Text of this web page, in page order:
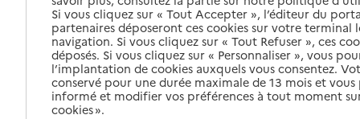
Si vous cliquez sur « Tout Accepter », l’éditeur du
partenaires déposeront ces cookies sur votre terminal
navigation. Si vous cliquez sur « Tout Refuser », ces
déposés. Si vous cliquez sur « Personnaliser », vous
l’implantation de cookies auxquels vous consentez.
conservé pour une durée maximale de 13 mois et
informé et modifier vos préférences à tout moment
cookies ».